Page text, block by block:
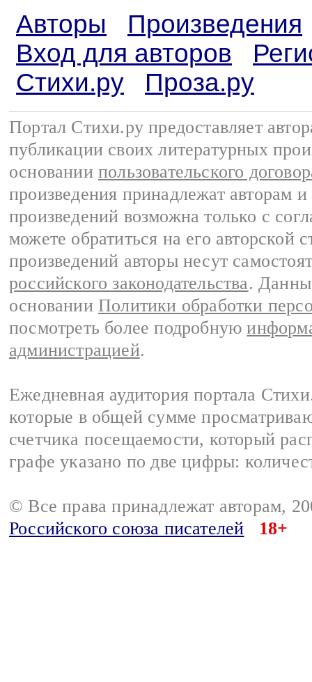
Авторы
Произведения
Вход для авторов
Стихи.ру
Проза.ру
Портал Стихи.ру предоставляет
публикации своих литературных
основании пользовательского
произведения принадлежат авторам
произведений возможна только с
можете обратиться на его авторской
произведений авторы несут
российского законодательства.
основании Политики обработки
посмотреть более подробную
администрацией.
Ежедневная аудитория портала
которые в общей сумме
счетчика посещаемости, который
графе указано по две цифры:
© Все права принадлежат авторам,
Российского союза писателей
18+